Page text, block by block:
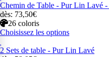
Chemin de Table - Pur Lin Lavé
dès: 73,50€
26 coloris
Choisissez les options
2 Sets de table - Pur Lin Lavé